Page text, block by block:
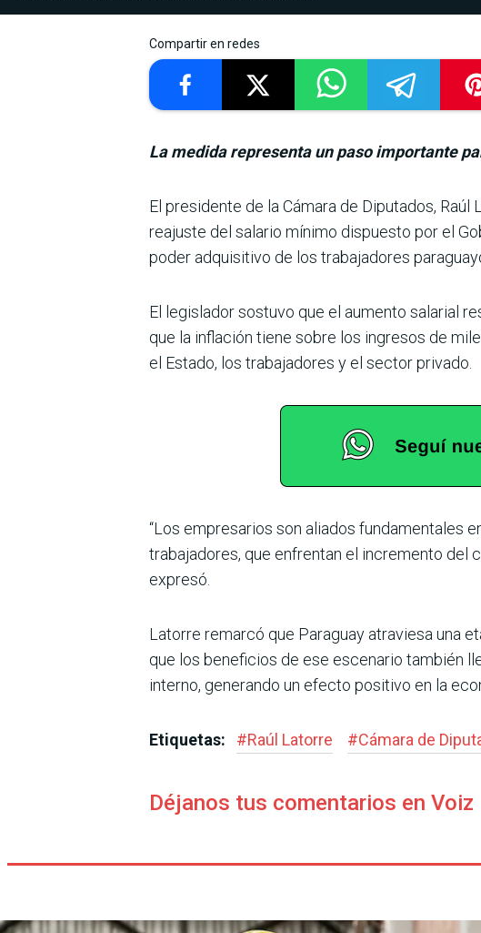
Compartir en redes
La medida representa un paso importante
El presidente de la Cámara de Diputados,
reajuste del sala­rio mínimo dispuesto por el
poder adquisitivo de los tra­bajadores
El legislador sostuvo que el aumento salarial
que la inflación tiene sobre los ingresos de
el Estado, los trabajadores y el sector privado.
“Los empresarios son aliados fundamentales
trabajadores, que enfrentan el incremento del
expresó.
Latorre remarcó que Paraguay atraviesa una
que los beneficios de ese escenario también
interno, generando un efecto positivo en la
Etiquetas: #Raúl Latorre #Cámara de
Déjanos tus comentarios en Voiz